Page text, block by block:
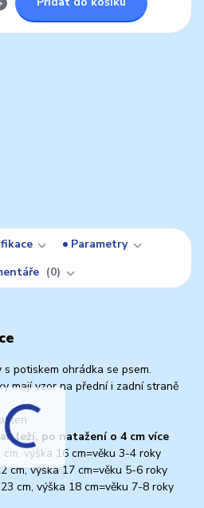
Parametry
0
potiskem ohrádka se psem.
mají vzor na přední i zadní straně
leží, po natažení o 4 cm více
výška 16 cm=věku 3-4 roky
cm, výška 17 cm=věku 5-6 roky
cm, výška 18 cm=věku 7-8 roky